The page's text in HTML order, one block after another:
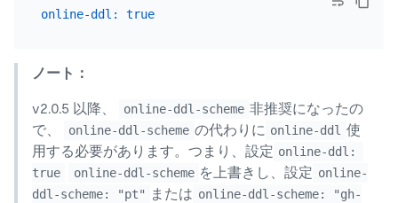
online-ddl: true
ノート：
v2.0.5 以降、 online-ddl-scheme ​​非推奨になったの
で、
online-ddl-scheme の代わりに online-ddl 使
用する必要があります。つまり、設定 online-ddl:
true
online-ddl-scheme を上書きし、設定 online-
ddl-scheme: "pt"
または online-ddl-scheme: "gh-